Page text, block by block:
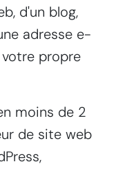
d'un blog,
adresse e-
votre propre
moins de 2
de site web